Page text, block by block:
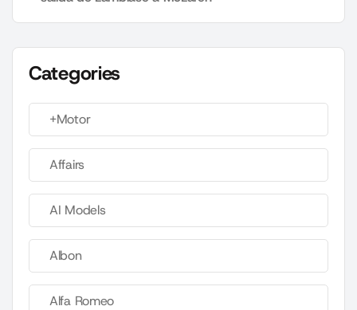
Categories
+Motor
Affairs
AI Models
Albon
Alfa Romeo